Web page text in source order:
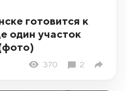
готовится к
один участок
370 2